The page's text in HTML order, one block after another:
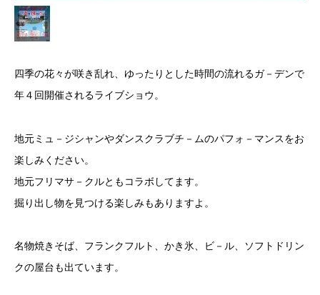
四季の花々が咲き乱れ、ゆったりとした時間の流れるガ－デンで
年４回開催されるライブショウ。
地元ミュ－ジシャンやダンスクラブチ－ムのパフォ－マンスをお
楽しみください。
地元フリマサ－クルともコラボしてます。
掘り出し物を見つける楽しみもありますよ。
名物焼きそば、フランクフルト、かき氷、ビ－ル、ソフトドリン
クの屋台も出ています。